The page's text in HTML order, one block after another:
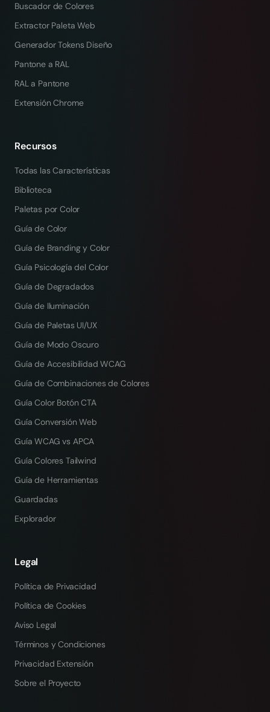
Buscador de Colores
Extractor Paleta Web
Generador Tokens Diseño
Pantone a RAL
RAL a Pantone
Extensión Chrome
Recursos
Todas las Características
Biblioteca
Paletas por Color
Guía de Color
Guía de Branding y Color
Guía Psicología del Color
Guía de Degradados
Guía de Iluminación
Guía de Paletas UI/UX
Guía de Modo Oscuro
Guía de Accesibilidad WCAG
Guía de Combinaciones de Colores
Guía Color Botón CTA
Guía Conversión Web
Guía WCAG vs APCA
Guía Colores Tailwind
Guía de Herramientas
Guardadas
Explorador
Legal
Política de Privacidad
Política de Cookies
Aviso Legal
Términos y Condiciones
Privacidad Extensión
Sobre el Proyecto